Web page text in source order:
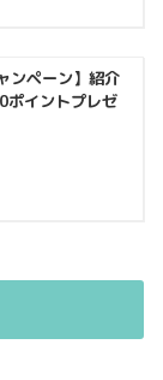
ンペーン】紹介
イントプレゼ